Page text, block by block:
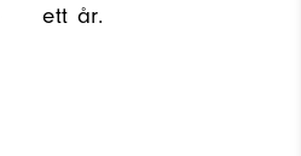
ett år.